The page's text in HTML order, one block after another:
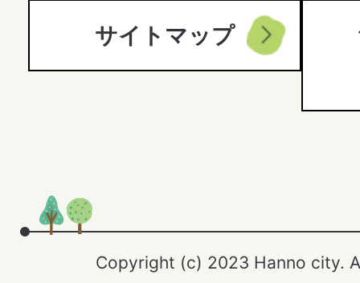
サイトマップ
Copyright (c) 2023 Hanno city.